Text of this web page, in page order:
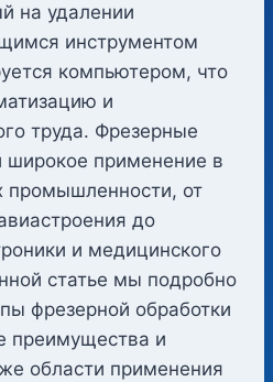
на удалении
инструментом
компьютером, что
и
труда. Фрезерные
применение в
промышленности, от
до
и медицинского
статье мы подробно
фрезерной обработки
преимущества и
области применения